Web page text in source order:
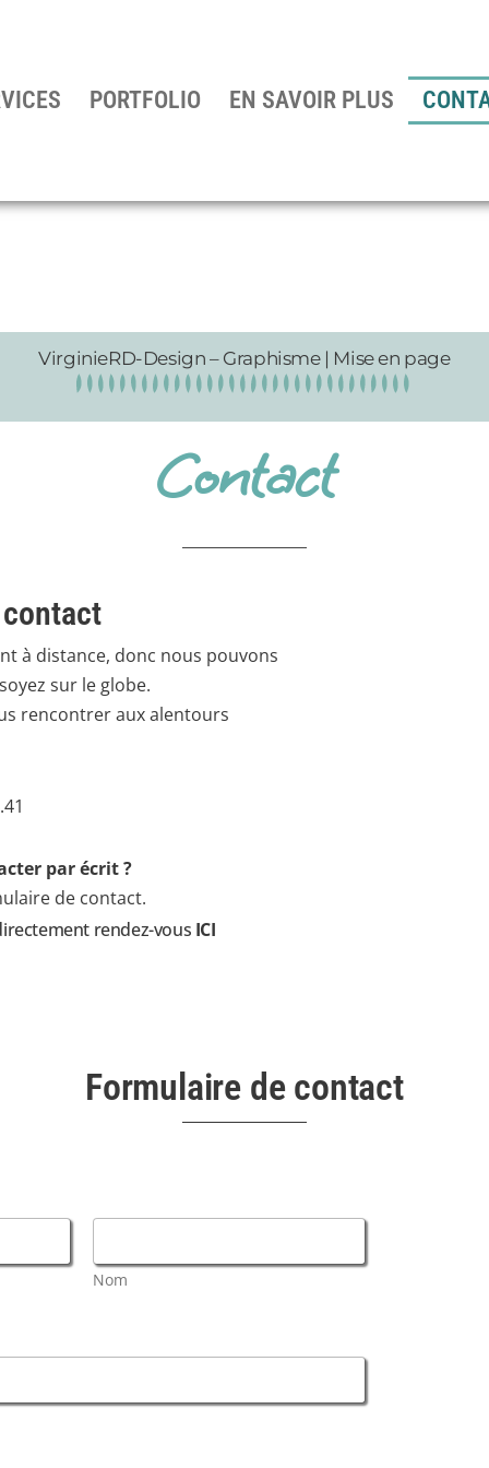
PORTFOLIO EN SAVOIR PLUS
VirginieRD-Design – Graphisme | Mise en page
Contact
à distance, donc nous pouvons
sur le globe.
rencontrer aux alentours
par écrit ?
de contact.
rendez-vous ICI
Formulaire de contact
Nom